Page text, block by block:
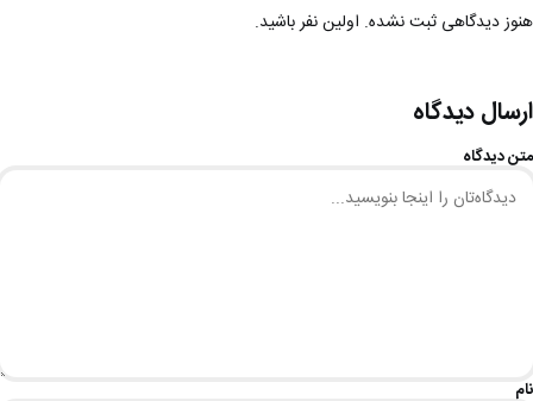
هنوز دیدگاهی ثبت نشده. اولین نفر باشید.
ارسال دیدگاه
متن دیدگاه
نام